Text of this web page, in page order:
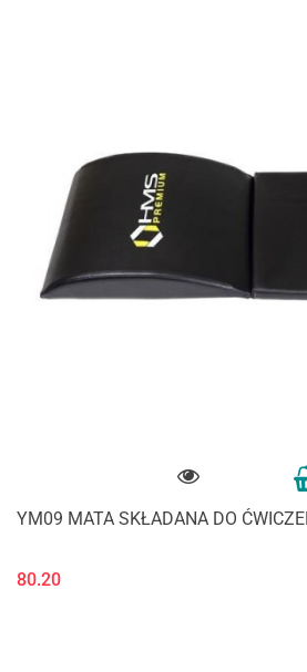
YM09 MATA SKŁADANA DO
80.20